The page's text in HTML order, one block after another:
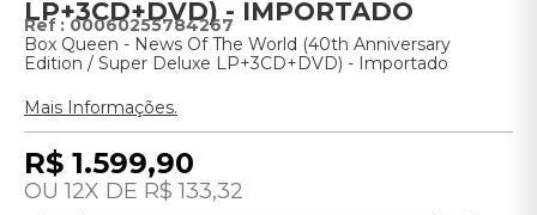
LP+3CD+DVD) - IMPORTADO
:00060255784267
Box Queen - News Of The World (40th Anniversary
Edition / Super Deluxe LP+3CD+DVD) - Importado
Mais Informações.
R$ 1.599,90
12 R$ 133,32